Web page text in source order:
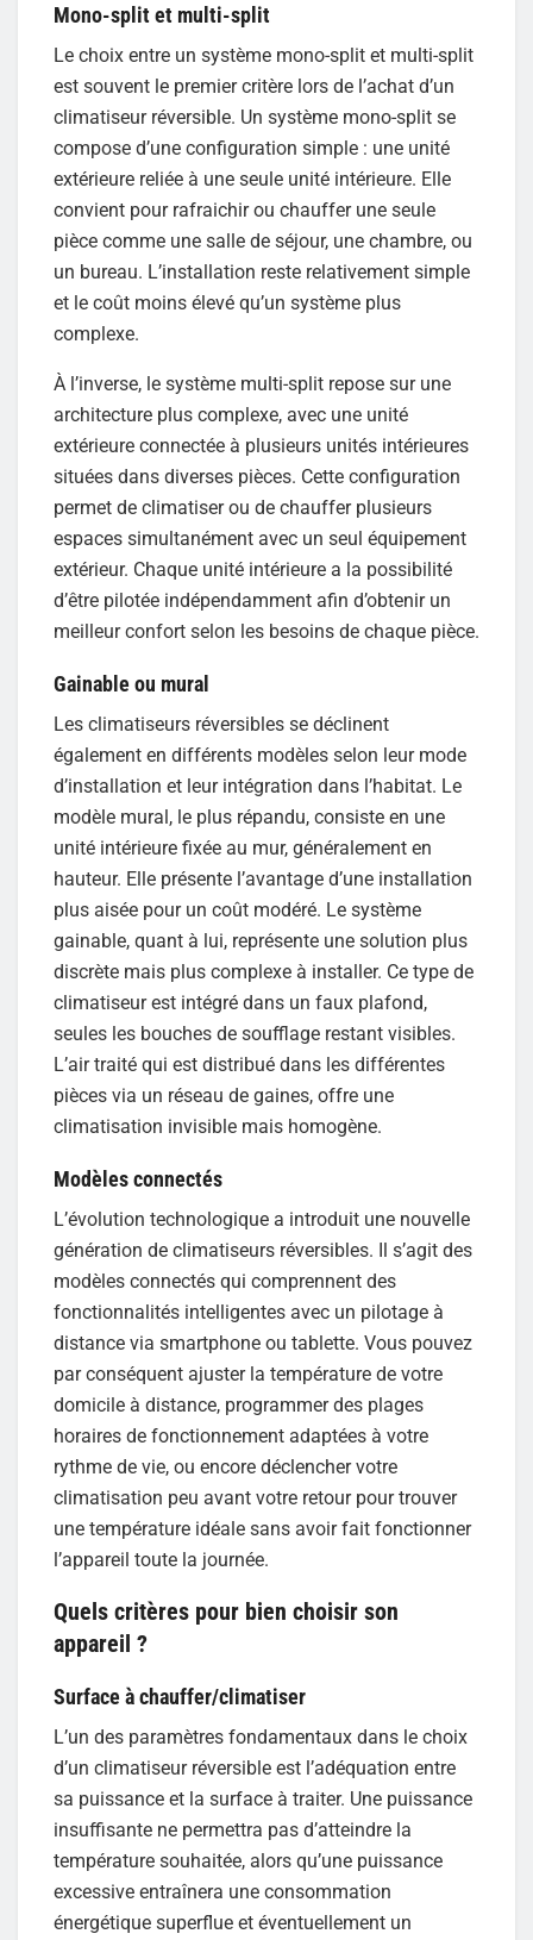
Mono-split et multi-split
Le choix entre un système mono-split et multi-split
est souvent le premier critère lors de l’achat d’un
climatiseur réversible. Un système mono-split se
compose d’une configuration simple : une unité
extérieure reliée à une seule unité intérieure. Elle
convient pour rafraichir ou chauffer une seule
pièce comme une salle de séjour, une chambre, ou
un bureau. L’installation reste relativement simple
et le coût moins élevé qu’un système plus
complexe.
À l’inverse, le système multi-split repose sur une
architecture plus complexe, avec une unité
extérieure connectée à plusieurs unités intérieures
situées dans diverses pièces. Cette configuration
permet de climatiser ou de chauffer plusieurs
espaces simultanément avec un seul équipement
extérieur. Chaque unité intérieure a la possibilité
d’être pilotée indépendamment afin d’obtenir un
meilleur confort selon les besoins de chaque pièce.
Gainable ou mural
Les climatiseurs réversibles se déclinent
également en différents modèles selon leur mode
d’installation et leur intégration dans l’habitat. Le
modèle mural, le plus répandu, consiste en une
unité intérieure fixée au mur, généralement en
hauteur. Elle présente l’avantage d’une installation
plus aisée pour un coût modéré. Le système
gainable, quant à lui, représente une solution plus
discrète mais plus complexe à installer. Ce type de
climatiseur est intégré dans un faux plafond,
seules les bouches de soufflage restant visibles.
L’air traité qui est distribué dans les différentes
pièces via un réseau de gaines, offre une
climatisation invisible mais homogène.
Modèles connectés
L’évolution technologique a introduit une nouvelle
génération de climatiseurs réversibles. Il s’agit des
modèles connectés qui comprennent des
fonctionnalités intelligentes avec un pilotage à
distance via smartphone ou tablette. Vous pouvez
par conséquent ajuster la température de votre
domicile à distance, programmer des plages
horaires de fonctionnement adaptées à votre
rythme de vie, ou encore déclencher votre
climatisation peu avant votre retour pour trouver
une température idéale sans avoir fait fonctionner
l’appareil toute la journée.
Quels critères pour bien choisir son
appareil ?
Surface à chauffer/climatiser
L’un des paramètres fondamentaux dans le choix
d’un climatiseur réversible est l’adéquation entre
sa puissance et la surface à traiter. Une puissance
insuffisante ne permettra pas d’atteindre la
température souhaitée, alors qu’une puissance
excessive entraînera une consommation
énergétique superflue et éventuellement un